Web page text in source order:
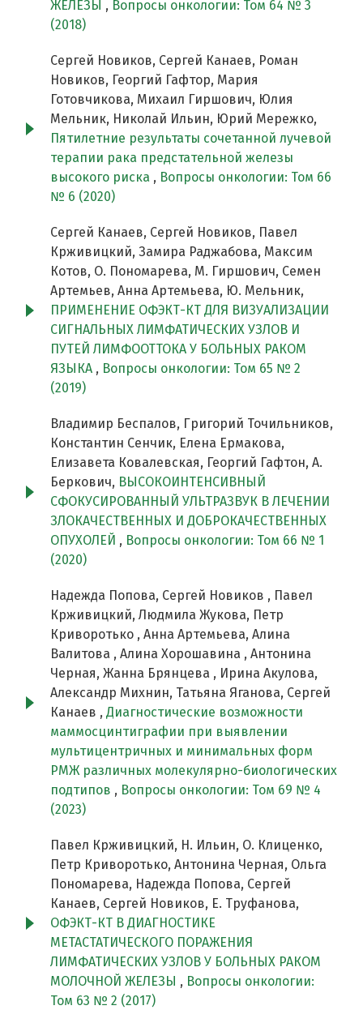
ЖЕЛЕЗЫ , Вопросы онкологии: Том 64 № 3
(2018)
Сергей Новиков, Сергей Канаев, Роман
Новиков, Георгий Гафтор, Мария
Готовчикова, Михаил Гиршович, Юлия
Мельник, Николай Ильин, Юрий Мережко,
Пятилетние результаты сочетанной лучевой
терапии рака предстательной железы
высокого риска , Вопросы онкологии: Том 66
№ 6 (2020)
Сергей Канаев, Сергей Новиков, Павел
Крживицкий, Замира Раджабова, Максим
Котов, О. Пономарева, М. Гиршович, Семен
Артемьев, Анна Артемьева, Ю. Мельник,
ПРИМЕНЕНИЕ ОФЭКТ-КТ ДЛЯ ВИЗУАЛИЗАЦИИ
СИГНАЛЬНЫХ ЛИМФАТИЧЕСКИХ УЗЛОВ И
ПУТЕЙ ЛИМФООТТОКА У БОЛЬНЫХ РАКОМ
ЯЗЫКА , Вопросы онкологии: Том 65 № 2
(2019)
Владимир Беспалов, Григорий Точильников,
Константин Сенчик, Елена Ермакова,
Елизавета Ковалевская, Георгий Гафтон, А.
Беркович, ВЫСОКОИНТЕНСИВНЫЙ
СФОКУСИРОВАННЫЙ УЛЬТРАЗВУК В ЛЕЧЕНИИ
ЗЛОКАЧЕСТВЕННЫХ И ДОБРОКАЧЕСТВЕННЫХ
ОПУХОЛЕЙ , Вопросы онкологии: Том 66 № 1
(2020)
Надежда Попова, Сергей Новиков , Павел
Крживицкий, Людмила Жукова, Петр
Криворотько , Анна Артемьева, Алина
Валитова , Алина Хорошавина , Антонина
Черная, Жанна Брянцева , Ирина Акулова,
Александр Михнин, Татьяна Яганова, Сергей
Канаев , Диагностические возможности
маммосцинтиграфии при выявлении
мультицентричных и минимальных форм
РМЖ различных молекулярно-биологических
подтипов , Вопросы онкологии: Том 69 № 4
(2023)
Павел Крживицкий, Н. Ильин, О. Клиценко,
Петр Криворотько, Антонина Черная, Ольга
Пономарева, Надежда Попова, Сергей
Канаев, Сергей Новиков, Е. Труфанова,
ОФЭКТ-КТ В ДИАГНОСТИКЕ
МЕТАСТАТИЧЕСКОГО ПОРАЖЕНИЯ
ЛИМФАТИЧЕСКИХ УЗЛОВ У БОЛЬНЫХ РАКОМ
МОЛОЧНОЙ ЖЕЛЕЗЫ , Вопросы онкологии:
Том 63 № 2 (2017)